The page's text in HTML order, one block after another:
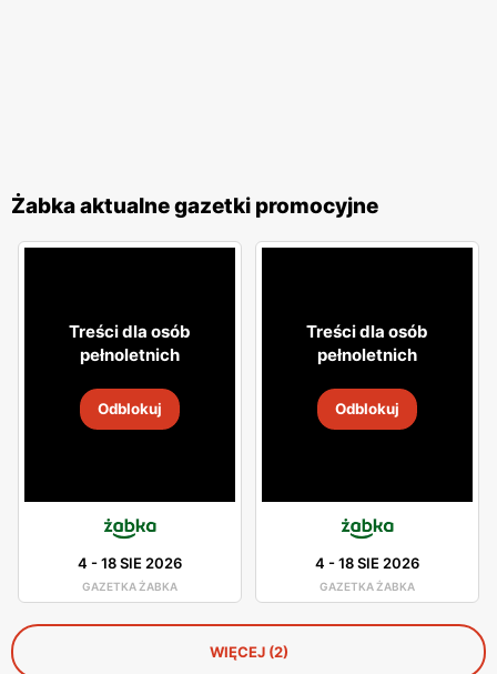
Żabka aktualne gazetki promocyjne
Treści dla osób
pełnoletnich
Odblokuj
4 -18 SIE 2026
GAZETKA ŻABKA
Treści dla osób
pełnoletnich
Odblokuj
4 -18 SIE 2026
GAZETKA ŻABKA
WIĘCEJ (2)